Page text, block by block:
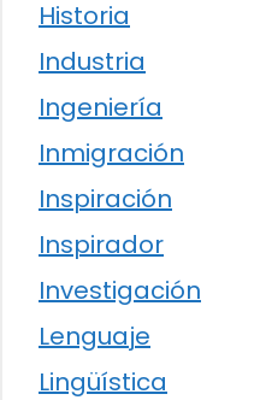
Historia
Industria
Ingeniería
Inmigración
Inspiración
Inspirador
Investigación
Lenguaje
Lingüística